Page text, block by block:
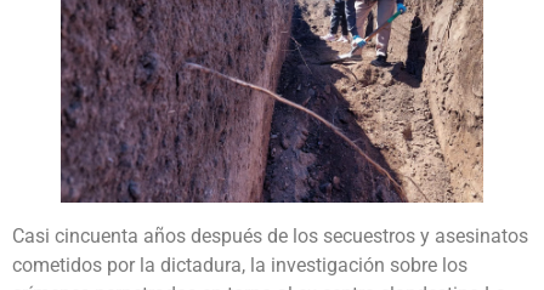
Casi cincuenta años después de los secuestros y asesinatos
cometidos por la dictadura, la investigación sobre los